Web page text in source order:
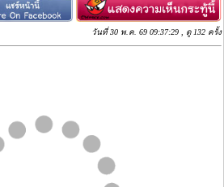
วันที่ 30 พ.ค. 69 09:37:29 , ดู 132 ครั้ง